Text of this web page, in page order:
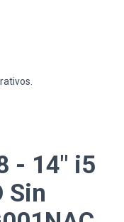
- 14" i5
Sin